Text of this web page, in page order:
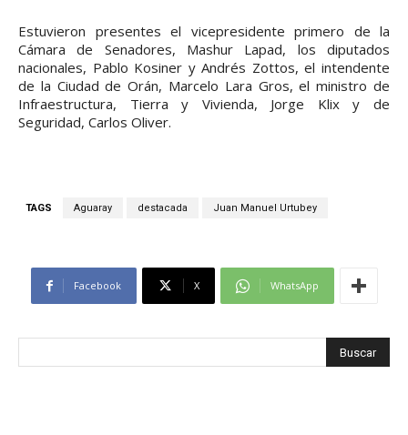
Estuvieron presentes el vicepresidente primero de la
Cámara de Senadores, Mashur Lapad, los diputados
nacionales, Pablo Kosiner y Andrés Zottos, el intendente
de la Ciudad de Orán, Marcelo Lara Gros, el ministro de
Infraestructura, Tierra y Vivienda, Jorge Klix y de
Seguridad, Carlos Oliver.
TAGS Aguaray destacada Juan Manuel Urtubey
Facebook X WhatsApp